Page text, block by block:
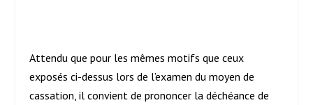
Attendu que pour les mêmes motifs que ceux
exposés ci-dessus lors de l’examen du moyen de
cassation, il convient de prononcer la déchéance de